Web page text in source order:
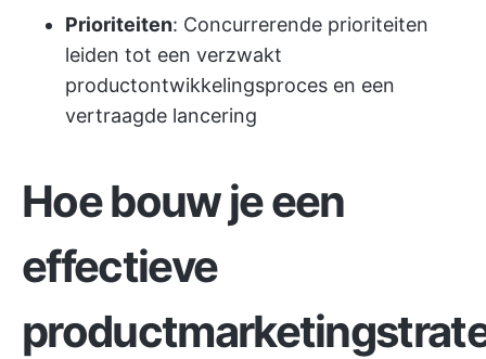
Prioriteiten: Concurrerende prioriteiten
leiden tot een verzwakt
productontwikkelingsproces en een
vertraagde lancering
Hoe bouw je een
effectieve